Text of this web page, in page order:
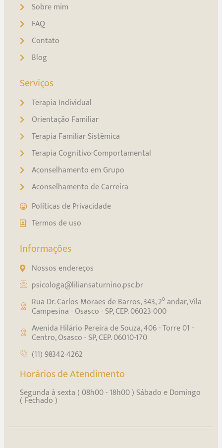
Sobre mim
FAQ
Contato
Blog
Serviços
Terapia Individual
Orientação Familiar
Terapia Familiar Sistêmica
Terapia Cognitivo-Comportamental
Aconselhamento em Grupo
Aconselhamento de Carreira
Políticas de Privacidade
Termos de uso
Informações
Nossos endereços
psicologa@liliansaturnino.psc.br
Rua Dr. Carlos Moraes de Barros, 343, 2⁰ andar, Vila
Campesina - Osasco - SP, CEP. 06023-000
Avenida Hilário Pereira de Souza, 406 - Torre 01 -
Centro, Osasco - SP, CEP. 06010-170
(11) 98342-4262
Horários de Atendimento
Segunda à sexta ( 08h00 - 18h00 ) Sábado e Domingo
( Fechado )